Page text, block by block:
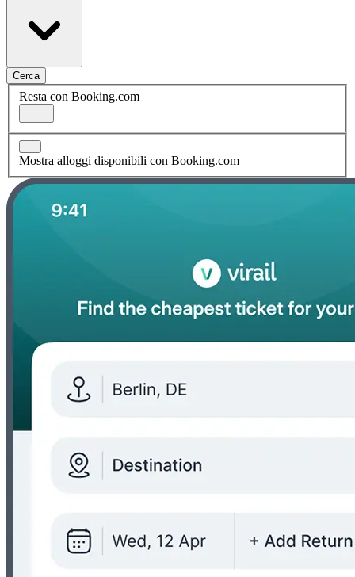
Cerca
Resta con Booking.com
Mostra alloggi disponibili con Booking.com